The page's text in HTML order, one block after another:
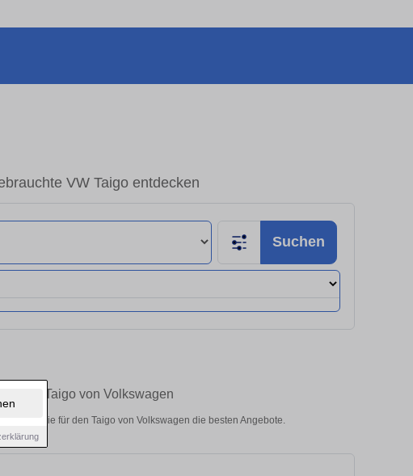
VW Taigo entdecken
Suchen
Taigo von Volkswagen
finden Sie für den Taigo von Volkswagen die besten Angebote.